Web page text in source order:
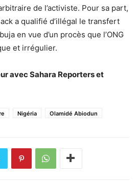
de l’activiste. Pour sa part,
a qualifié d’illégal le transfert
en vue d’un procès que l’ONG
et irrégulier.
avec Sahara Reporters et
Nigéria Olamidé Abiodun